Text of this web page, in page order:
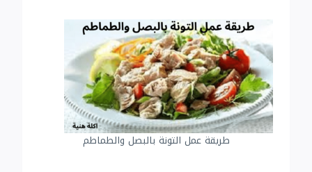
طريقة عمل التونة بالبصل والطماطم